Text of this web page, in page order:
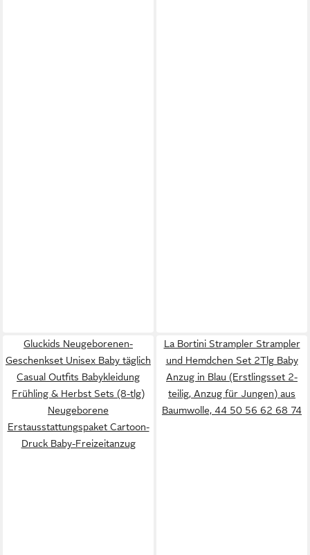
Gluckids Neugeborenen-
Geschenkset Unisex Baby täglich
Casual Outfits Babykleidung
Frühling & Herbst Sets (8-tlg)
Neugeborene
Erstausstattungspaket Cartoon-
Druck Baby-Freizeitanzug
La Bortini Strampler Strampler
und Hemdchen Set 2Tlg Baby
Anzug in Blau (Erstlingsset 2-
teilig, Anzug für Jungen) aus
Baumwolle, 44 50 56 62 68 74